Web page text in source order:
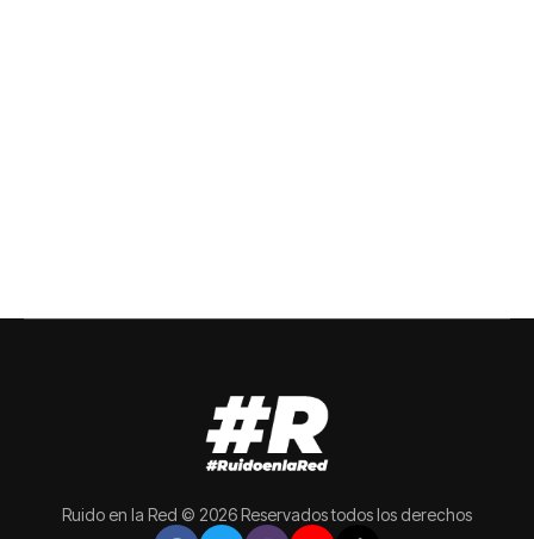
Ruido en la Red © 2026 Reservados todos los derechos